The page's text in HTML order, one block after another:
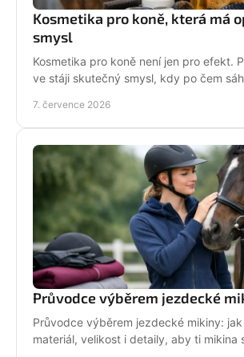
Kosmetika pro koně, která má
smysl
Kosmetika pro koně není jen pro efekt.
ve stáji skutečný smysl, kdy po čem
7. července 2026
Průvodce výběrem jezdecké
Průvodce výběrem jezdecké mikiny:
materiál, velikost i detaily, aby ti mikina